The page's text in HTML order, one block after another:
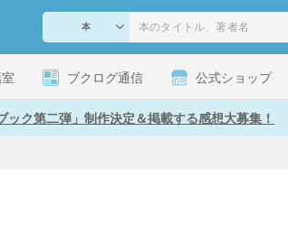
ブクログ通信 公式ショップ
ック第二弾」制作決定＆掲載する感想大募集！